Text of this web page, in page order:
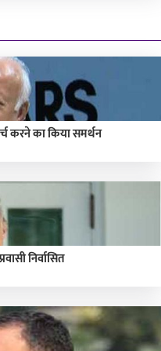
करने का किया समर्थन
निर्वासित